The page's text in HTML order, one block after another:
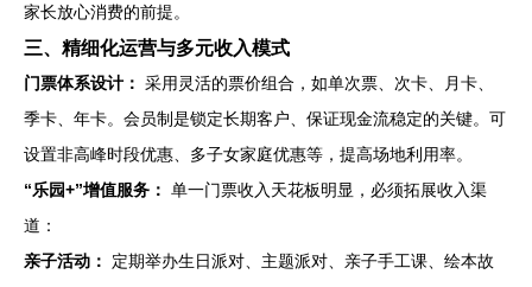
家长放心消费的前提。
三、精细化运营与多元收入模式
门票体系设计： 采用灵活的票价组合，如单次票、次卡、月卡、
季卡、年卡。会员制是锁定长期客户、保证现金流稳定的关键。可
设置非高峰时段优惠、多子女家庭优惠等，提高场地利用率。
“乐园+”增值服务： 单一门票收入天花板明显，必须拓展收入渠
道：
亲子活动：
定期举办生日派对、主题派对、亲子手工课、绘本故